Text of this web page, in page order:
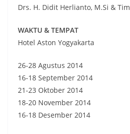
Drs. H. Didit Herlianto, M.Si & Tim
WAKTU & TEMPAT
Hotel Aston Yogyakarta
26-28 Agustus 2014
16-18 September 2014
21-23 Oktober 2014
18-20 November 2014
16-18 Desember 2014